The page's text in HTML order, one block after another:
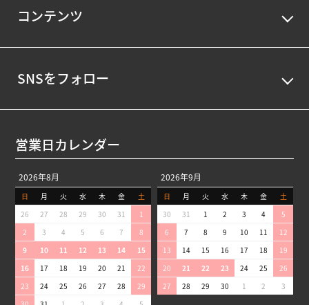
コンテンツ
SNSをフォロー
営業日カレンダー
2026年8月
日 月 火 水 木 金
土
26
27 28 29 30 31
1
2
3 4 5 6 7
8
9
10 11 12 13 14
15
16
17 18 19 20 21
22
23
24 25 26 27 28
29
2026年9月
日 月 火 水 木 金
土
30
31 1 2 3 4
5
6
7 8 9 10 11
12
13
14 15 16 17 18
19
20
21 22 23 24 25
26
27
28 29 30 1 2 3